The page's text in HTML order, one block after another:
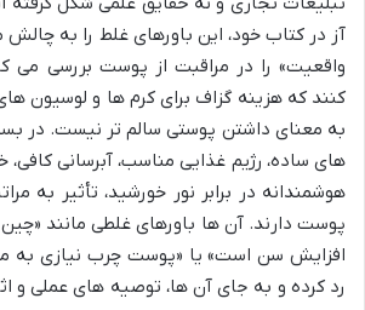
آز در کتاب خود، این باورهای غلط را به چالش
واقعیت» را در مراقبت از پوست بررسی می
کنند که هزینه گزاف برای کرم ها و لوسیون
به معنای داشتن پوستی سالم تر نیست. در
های ساده، رژیم غذایی مناسب، آبرسانی
هوشمندانه در برابر نور خورشید، تأثیر به
پوست دارند. آن ها باورهای غلطی مانند
افزایش سن است» یا «پوست چرب نیازی به
رد کرده و به جای آن ها، توصیه های عملی و